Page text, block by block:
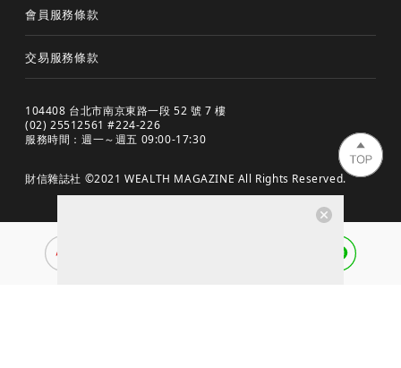
會員服務條款
交易服務條款
104408 台北市南京東路一段 52 號 7 樓
(02) 25512561 #224-226
服務時間：週一～週五 09:00-17:30
財信雜誌社 ©2021 WEALTH MAGAZINE All Rights Reserved.